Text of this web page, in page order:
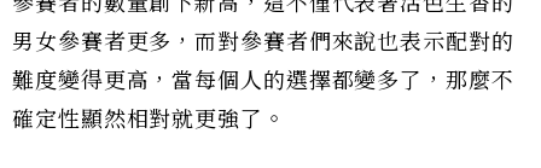
男女參賽者更多，而對參賽者們來說也表示配對的
難度變得更高，當每個人的選擇都變多了，那麼不
確定性顯然相對就更強了。